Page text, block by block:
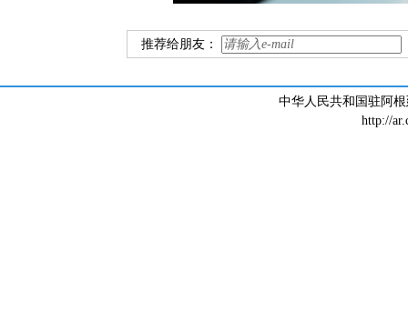
推荐给朋友：
中华人民共和国驻阿
http://